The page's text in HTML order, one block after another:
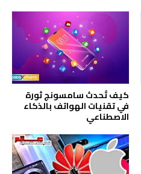
كيف تُحدث سامسونج ثورة
في تقنيات الهواتف بالذكاء
الاصطناعي